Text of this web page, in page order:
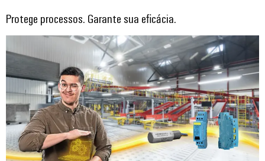
Garante
proteção
operações
com
soluções
integradas
para
o
setor
de
processos
Local
de
trabalho
e
acessórios
Ferramentas
Máquinas
automáticas
Protege processos. Garante sua eficácia.